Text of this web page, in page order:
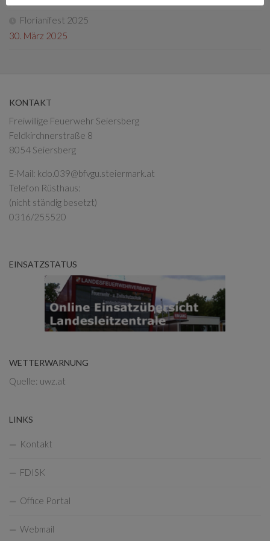
Florianifest 2025
30. März 2025
KONTAKT
Freiwillige Feuerwehr Seiersberg
Feldkirchnerstraße 8
8054 Seiersberg
E-Mail: kdo.039@bfvgu.steiermark.at
Telefon Rüsthaus:
(nicht ständig besetzt)
0316/255520
EINSATZSTATUS
WETTERWARNUNG
Quelle: uwz.at
LINKS
Kontakt
FDISK
Office Portal
Webmail